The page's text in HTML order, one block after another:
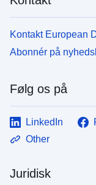
Kontakt European
Abonnér på
Følg os på
LinkedIn
Other
Juridisk